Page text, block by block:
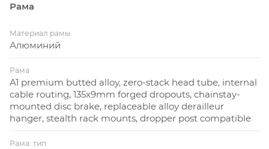
Рама
Материал рамы
Алюминий
Рама
A1 premium butted alloy, zero-stack head tube, internal
cable routing, 135x9mm forged dropouts, chainstay-
mounted disc brake, replaceable alloy derailleur
hanger, stealth rack mounts, dropper post compatible
Рама: тип